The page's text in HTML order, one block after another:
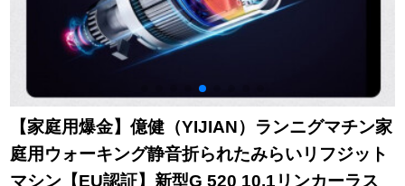
グググググググググ
グググググググググ
グググググググググ
グググググググググ
ググググ
【家庭用爆金】億健（YIJIAN）ランニグマチン家
庭用ウォーキング静音折られたみらいリフジット
マシン【EU認証】新型G 520 10.1リンカーラス